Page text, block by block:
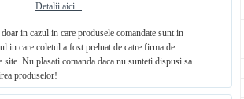
Detalii aici...
in cazul in care produsele comandate sunt in
in care coletul a fost preluat de catre firma de
Nu plasati comanda daca nu sunteti dispusi sa
produselor!